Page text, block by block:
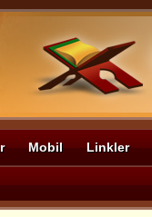
Mobil Linkler